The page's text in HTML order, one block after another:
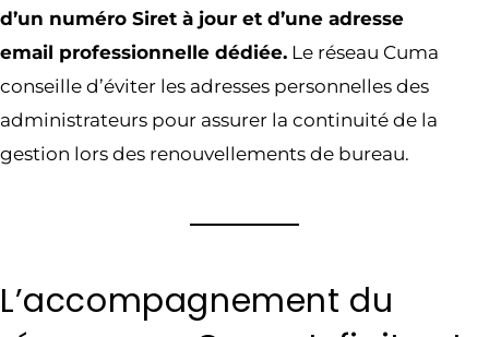
d’un numéro Siret à jour et d’une adresse
email professionnelle dédiée. Le réseau Cuma
conseille d’éviter les adresses personnelles des
administrateurs pour assurer la continuité de la
gestion lors des renouvellements de bureau.
L’accompagnement du